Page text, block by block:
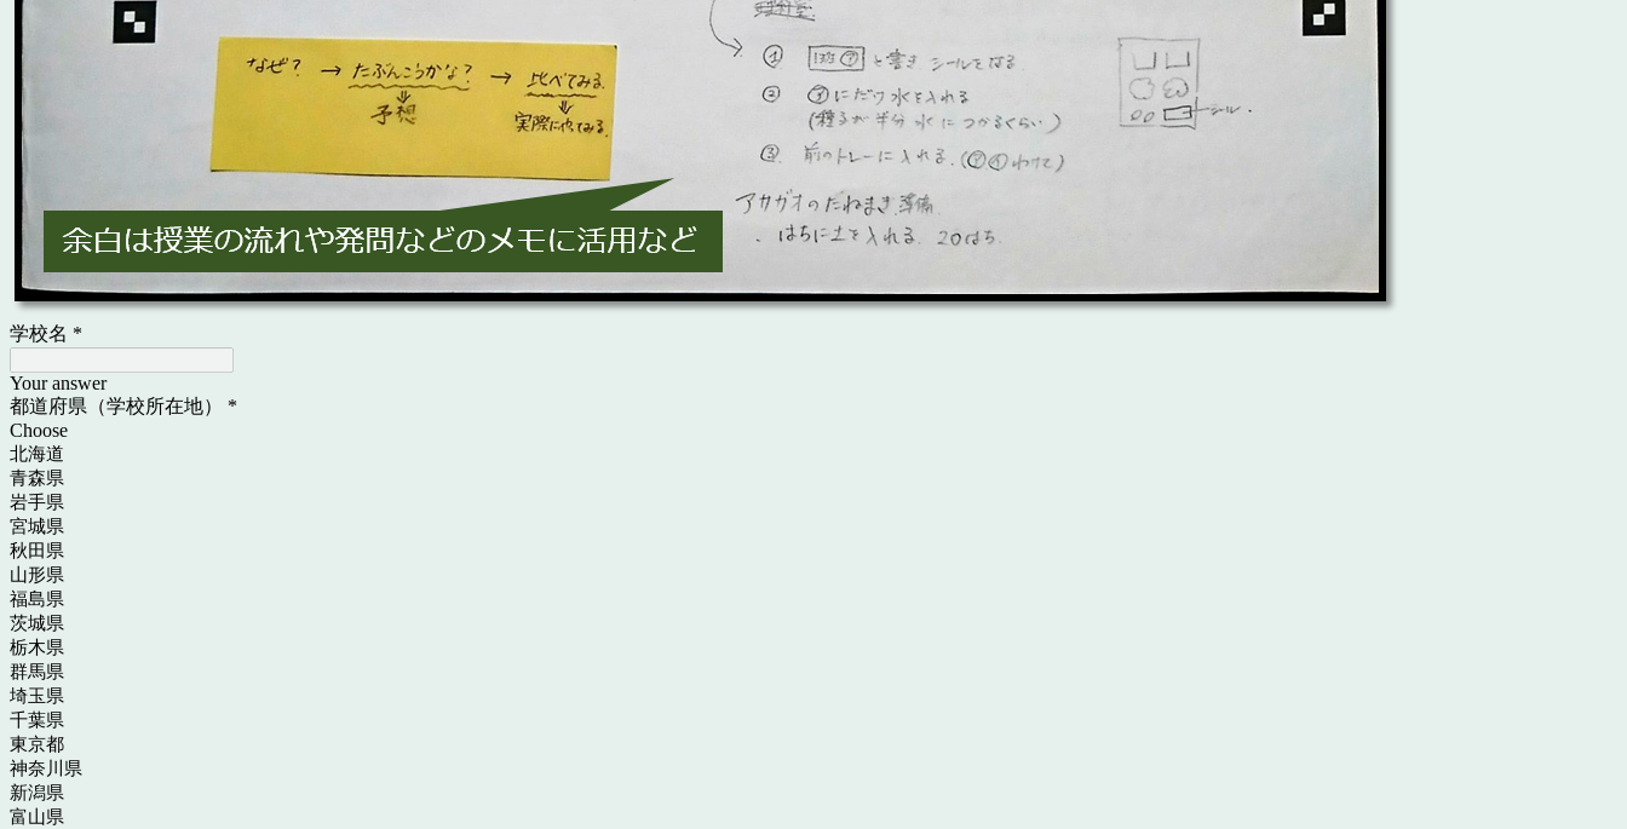
学校名 *
Your answer
都道府県（学校所在地）
*
Choose
北海道
青森県
岩手県
宮城県
秋田県
山形県
福島県
茨城県
栃木県
群馬県
埼玉県
千葉県
東京都
神奈川県
新潟県
富山県